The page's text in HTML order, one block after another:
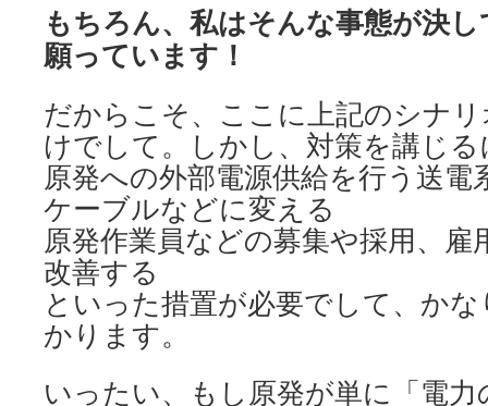
もちろん、私はそんな事態が決
願っています！
だからこそ、ここに上記のシナ
けでして。しかし、対策を講じる
原発への外部電源供給を行う送電
ケーブルなどに変える
原発作業員などの募集や採用、雇
改善する
といった措置が必要でして、か
かります。
いったい、もし原発が単に「電